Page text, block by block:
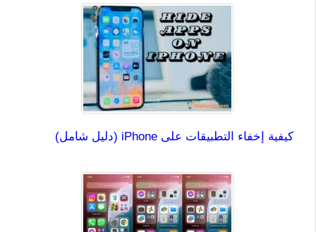
كيفية إخفاء التطبيقات على iPhone (دليل شامل)